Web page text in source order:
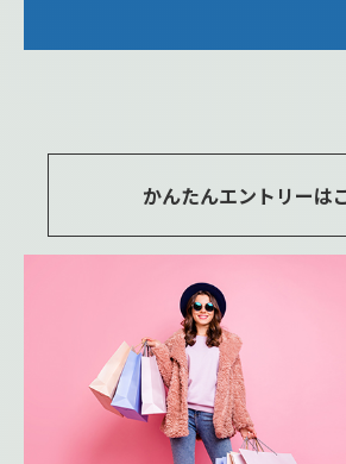
かんたんエントリーは